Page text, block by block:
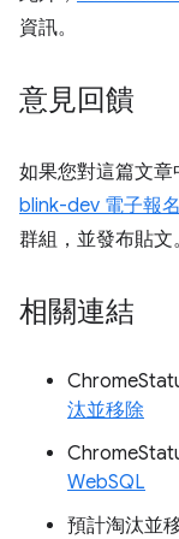
資訊。
意見回饋
如果您對這篇文
blink-dev 電子報
群組，並發布貼文。
相關連結
汰並移除
WebSQL
預計淘汰並